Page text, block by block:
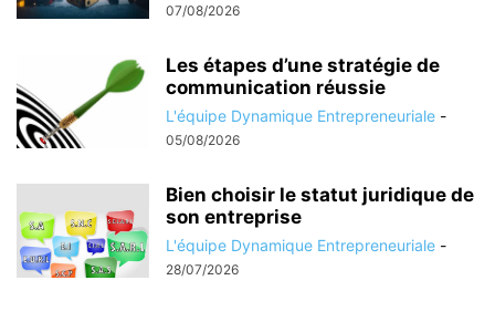
07/08/2026
Les étapes d’une stratégie de
communication réussie
L'équipe Dynamique Entrepreneuriale -
05/08/2026
Bien choisir le statut juridique de
son entreprise
L'équipe Dynamique Entrepreneuriale -
28/07/2026